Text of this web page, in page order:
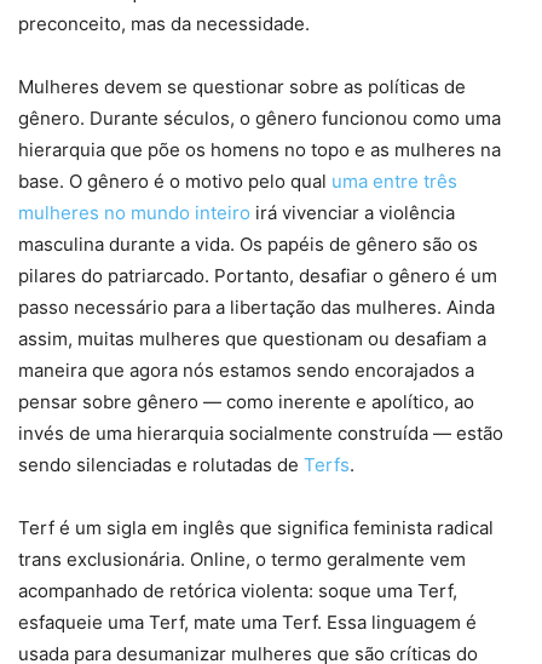
preconceito, mas da necessidade.
Mulheres devem se questionar sobre as políticas de
gênero. Durante séculos, o gênero funcionou como uma
hierarquia que põe os homens no topo e as mulheres na
base. O gênero é o motivo pelo qual uma entre três
mulheres no mundo inteiro irá vivenciar a violência
masculina durante a vida. Os papéis de gênero são os
pilares do patriarcado. Portanto, desafiar o gênero é um
passo necessário para a libertação das mulheres. Ainda
assim, muitas mulheres que questionam ou desafiam a
maneira que agora nós estamos sendo encorajados a
pensar sobre gênero — como inerente e apolítico, ao
invés de uma hierarquia socialmente construída — estão
sendo silenciadas e rolutadas de Terfs.
Terf é um sigla em inglês que significa feminista radical
trans exclusionária. Online, o termo geralmente vem
acompanhado de retórica violenta: soque uma Terf,
esfaqueie uma Terf, mate uma Terf. Essa linguagem é
usada para desumanizar mulheres que são críticas do